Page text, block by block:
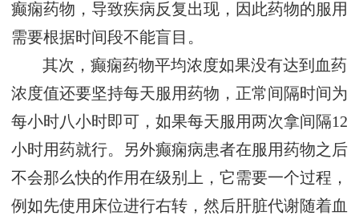
癫痫药物，导致疾病反复出现，因此药物的服用
需要根据时间段不能盲目。
其次，癫痫药物平均浓度如果没有达到血药
浓度值还要坚持每天服用药物，正常间隔时间为
每小时八小时即可，如果每天服用两次拿间隔12
小时用药就行。另外癫痫病患者在服用药物之后
不会那么快的作用在级别上，它需要一个过程，
例如先使用床位进行右转，然后肝脏代谢随着血